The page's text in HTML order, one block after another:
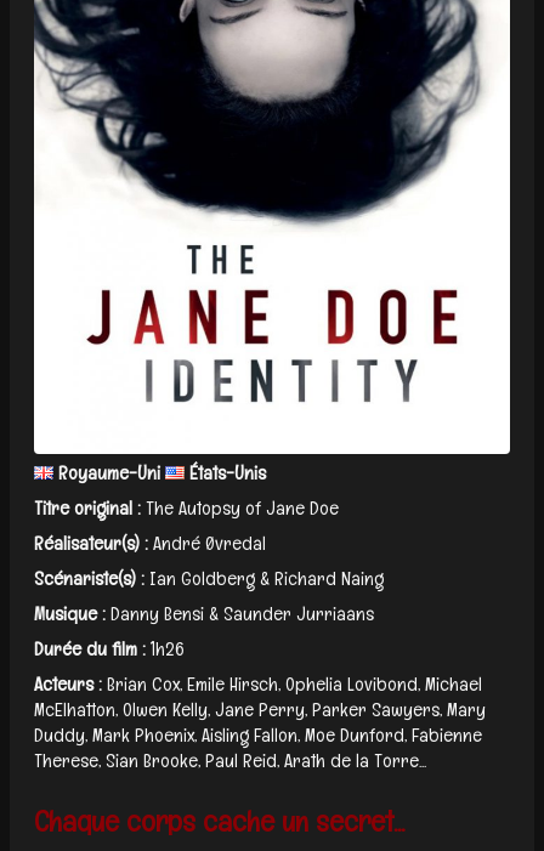
Royaume-Uni
États-Unis
Titre original :The Autopsy of Jane Doe
Réalisateur(s) :André Øvredal
Scénariste(s) : Ian Goldberg & Richard Naing
Musique :Danny Bensi & Saunder Jurriaans
Durée du film :1h26
Acteurs :Brian Cox, Emile Hirsch, Ophelia Lovibond, Michael
McElhatton, Olwen Kelly, Jane Perry, Parker Sawyers, Mary
Duddy, Mark Phoenix, Aisling Fallon, Moe Dunford, Fabienne
Therese, Sian Brooke, Paul Reid, Arath de la Torre...
Chaque corps cache un secret...